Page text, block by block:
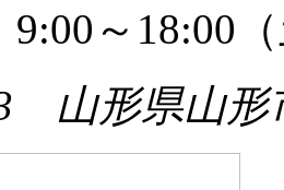
9:00～18:00
山形県山形